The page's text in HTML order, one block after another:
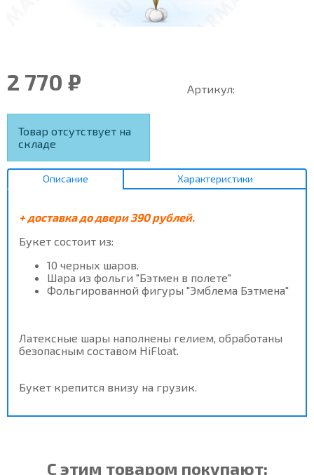
2 770 ₽ Артикул:
Товар отсутствует на
складе
Описание Характеристики
+ доставка до двери 390 рублей.
Букет состоит из:
10 черных шаров.
Шара из фольги "Бэтмен в полете"
Фольгированной фигуры "Эмблема Бэтмена"
Латексные шары наполнены гелием, обработаны
безопасным составом HiFloat.
Букет крепится внизу на грузик.
С этим товаром покупают: